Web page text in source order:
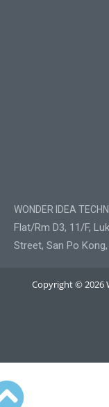
WONDER IDEA
Flat/Rm D3, 11/F,
Street, San Po
Copyright © 2026